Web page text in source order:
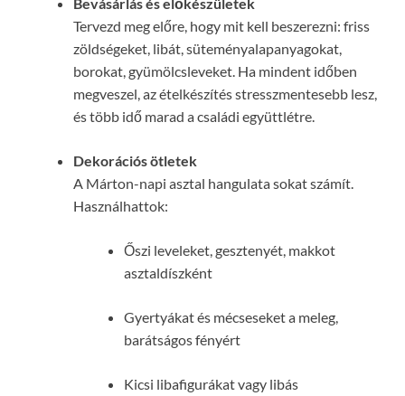
Tervezd meg előre, hogy mit kell beszerezni: friss
zöldségeket, libát, süteményalapanyagokat,
borokat, gyümölcsleveket. Ha mindent időben
megveszel, az ételkészítés stresszmentesebb lesz,
és több idő marad a családi együttlétre.
Dekorációs ötletek
A Márton-napi asztal hangulata sokat számít.
Használhattok:
Őszi leveleket, gesztenyét, makkot
asztaldíszként
Gyertyákat és mécseseket a meleg,
barátságos fényért
Kicsi libafigurákat vagy libás